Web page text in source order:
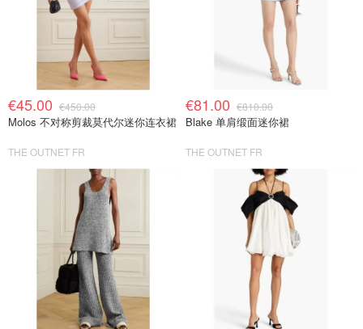
€45.00 €450.00
Molos 不对称剪裁莫代尔迷你连衣裙
THE OUTNET FR
€81.00 €810.00
Blake 单肩缎面迷你裙
THE OUTNET FR